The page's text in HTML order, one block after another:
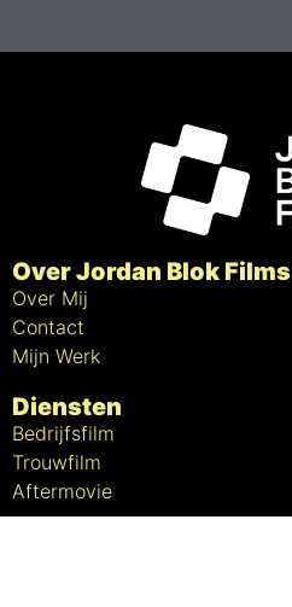
Over Jordan Blok Films
Over Mij
Contact
Mijn Werk
Diensten
Bedrijfsfilm
Trouwfilm
Aftermovie